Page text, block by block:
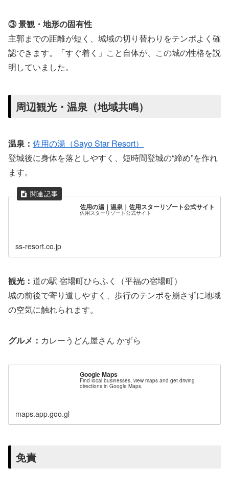
③ 景観・地形の固有性
主郭までの距離が短く、城域の切り替わりをテンポよく確
認できます。「すぐ着く」こと自体が、この城の性格を説
明していました。
周辺観光・温泉（地域共鳴）
温泉： 佐用の湯（Sayo Star Resort）
登城後に身体を落としやすく、短時間登城の“締め”を作れ
ます。
佐用の湯｜温泉｜佐用スターリゾート公式サイト
佐用スターリゾート公式サイト
ss-resort.co.jp
観光： 道の駅 宿場町ひらふく（平福の宿場町）
城の前後で寄り道しやすく、歩行のテンポを崩さずに地域
の空気に触れられます。
グルメ： カレーうどん屋さん かずら
Google Maps
Find local businesses, view maps and get driving
directions in Google Maps.
maps.app.goo.gl
免責